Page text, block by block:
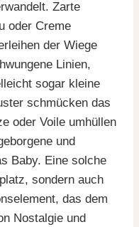
Zarte
oder Creme
der Wiege
Linien,
sogar kleine
schmücken das
oder Voile umhüllen
und
Baby. Eine solche
sondern auch
das dem
Nostalgie und